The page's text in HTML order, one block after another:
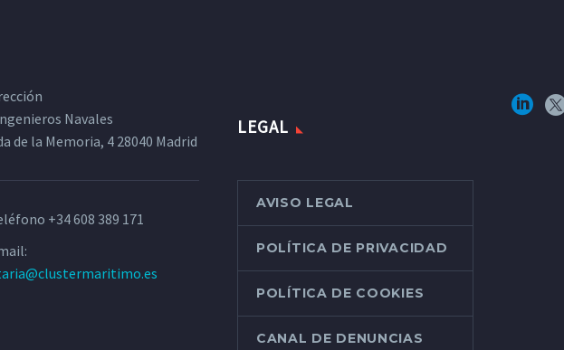
Navales
de la Memoria, 4 28040 Madrid
+34 608 389 171
LEGAL
AVISO LEGAL
POLÍTICA DE PRIVACIDAD
POLÍTICA DE COOKIES
CANAL DE DENUNCIAS